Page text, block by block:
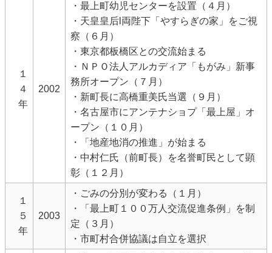
１
４
年
2002
・最上町幼児センターを設置（４月）
・天皇皇后l両陛下「やすらぎの家」をご視
察（６月）
・東京都板橋区との交流始まる
・ＮＰＯ法人アルカディア「もがみ」新事
務所オープン（７月）
・新町長に高橋重美氏当選（９月）
・名古屋市にアンテナショプ「最上屋」オ
ープン（１０月）
・「地産地消の推進」が始まる
・中村仁氏（前町長）を名誉町民として顕
彰（１２月）
１
５
年
2003
・ごみの分別が変わる（１月）
・「最上町１００万人交流促進条例」を制
定（３月）
・市町村合併協議は自立を選択